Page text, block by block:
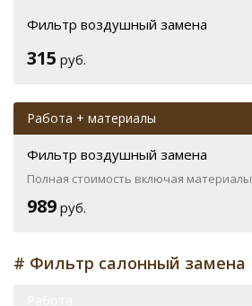
Фильтр воздушный замена
315 руб.
Работа + материалы
Фильтр воздушный замена
Полная стоимость включая материалы
989 руб.
# Фильтр салонный замена